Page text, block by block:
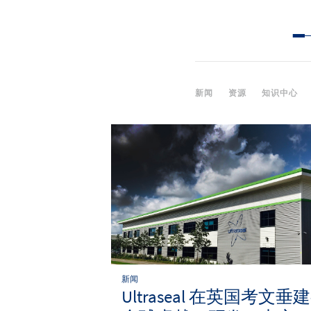
新闻 资源 知识中心
新闻
Ultraseal 在英国考文垂